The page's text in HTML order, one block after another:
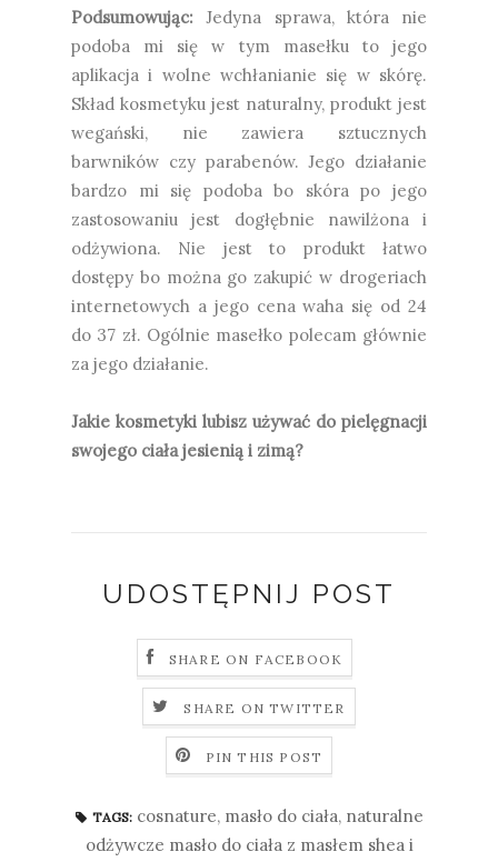
Podsumowując: Jedyna sprawa, która nie
podoba mi się w tym masełku to jego
aplikacja i wolne wchłanianie się w skórę.
Skład kosmetyku jest naturalny, produkt jest
wegański, nie zawiera sztucznych
barwników czy parabenów. Jego działanie
bardzo mi się podoba bo skóra po jego
zastosowaniu jest dogłębnie nawilżona i
odżywiona. Nie jest to produkt łatwo
dostępy bo można go zakupić w drogeriach
internetowych a jego cena waha się od 24
do 37 zł. Ogólnie masełko polecam głównie
za jego działanie.
Jakie kosmetyki lubisz używać do pielęgnacji
swojego ciała jesienią i zimą?
UDOSTĘPNIJ POST
SHARE ON FACEBOOK
SHARE ON TWITTER
PIN THIS POST
TAGS: cosnature, masło do ciała, naturalne
odżywcze masło do ciała z masłem shea i